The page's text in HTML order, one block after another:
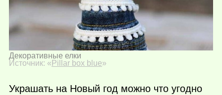
Декоративные елки
Источник: « Pillar box blue»
Украшать на Новый год можно что угодно